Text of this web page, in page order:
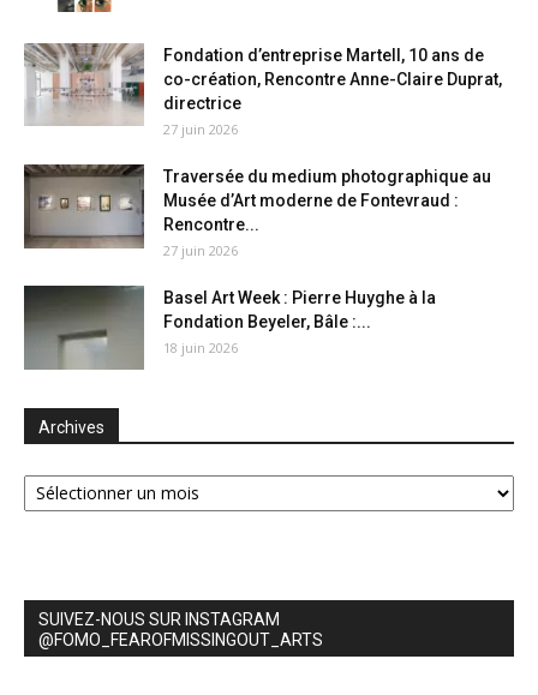
Fondation d’entreprise Martell, 10 ans de
co-création, Rencontre Anne-Claire Duprat,
directrice
27 juin 2026
Traversée du medium photographique au
Musée d’Art moderne de Fontevraud :
Rencontre...
27 juin 2026
Basel Art Week : Pierre Huyghe à la
Fondation Beyeler, Bâle :...
18 juin 2026
Archives
Archives
SUIVEZ-NOUS SUR INSTAGRAM
@FOMO_FEAROFMISSINGOUT_ARTS